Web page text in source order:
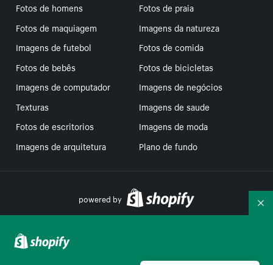
Fotos de homens
Fotos de praia
Fotos de maquiagem
Imagens da natureza
Imagens de futebol
Fotos de comida
Fotos de bebês
Fotos de bicicletas
Imagens de computador
Imagens de negócios
Texturas
Imagens de saude
Fotos de escritorios
Imagens de moda
Imagens de arquitetura
Plano de fundo
powered by
Suas escolhas de privacidade